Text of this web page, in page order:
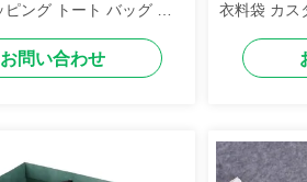
ピング トート バッグ 環
耐久性 宝石 プレゼント 梱
お問い合わせ
衣料袋 カス
フトバッグ